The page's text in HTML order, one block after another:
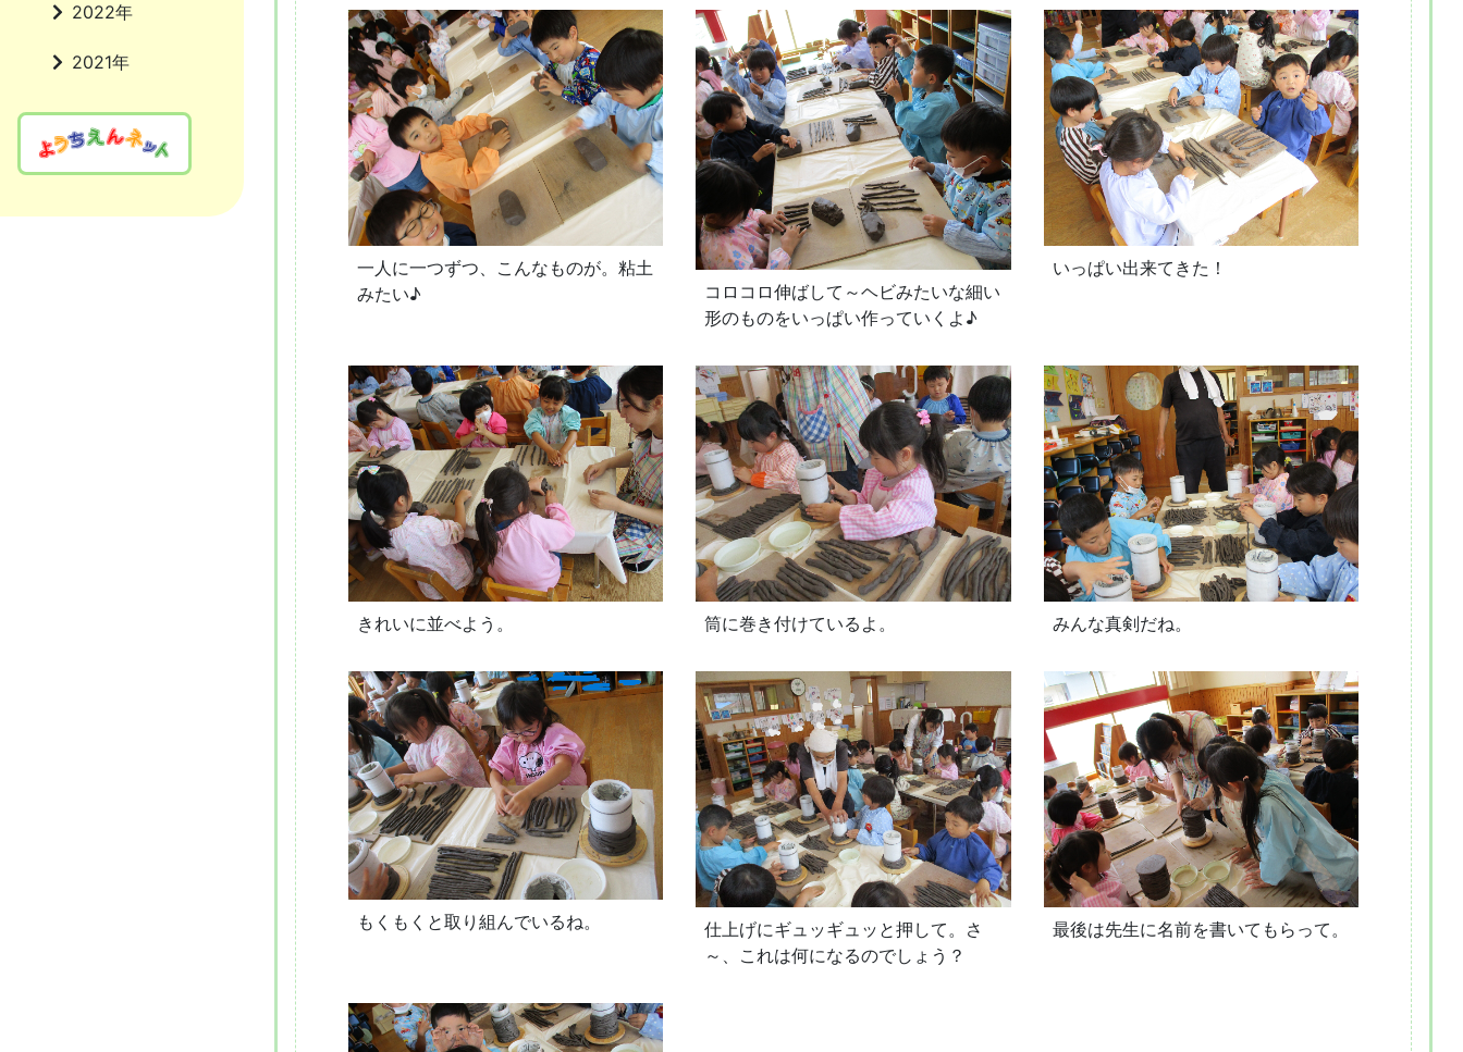
一人に一つずつ、こんなものが。粘土
みたい♪
コロコロ伸ばして～ヘビみたいな細い
形のものをいっぱい作っていくよ♪
いっぱい出来てきた！
きれいに並べよう。 筒に巻き付けているよ。 みんな真剣だね。
もくもくと取り組んでいるね。
仕上げにギュッギュッと押して。さ
～、これは何になるのでしょう？
最後は先生に名前を書いてもらって。
2022年
2021年